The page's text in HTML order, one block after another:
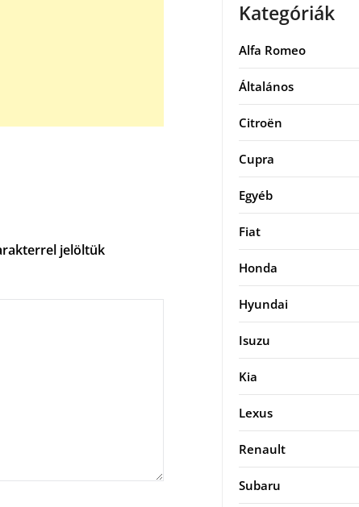
jelöltük
Kategóriák
Alfa Romeo
Általános
Citroën
Cupra
Egyéb
Fiat
Honda
Hyundai
Isuzu
Kia
Lexus
Renault
Subaru